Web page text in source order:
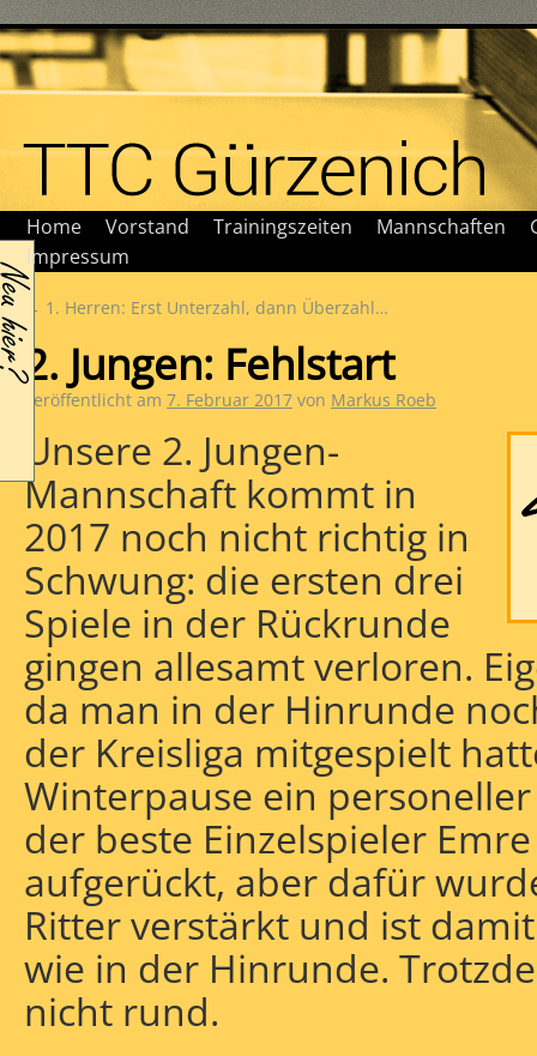
Home Vorstand Trainingszeiten Mannschaften
Impressum
← 1. Herren: Erst Unterzahl, dann Überzahl…
2. Jungen: Fehlstart
Veröffentlicht am 7. Februar 2017 von Markus Roeb
Unsere 2. Jungen-
Mannschaft kommt in
2017 noch nicht richtig in
Schwung: die ersten drei
Spiele in der Rückrunde
gingen allesamt verloren.
da man in der Hinrunde
der Kreisliga mitgespielt
Winterpause ein
der beste Einzelspieler
aufgerückt, aber dafür
Ritter verstärkt und ist
wie in der Hinrunde.
nicht rund.